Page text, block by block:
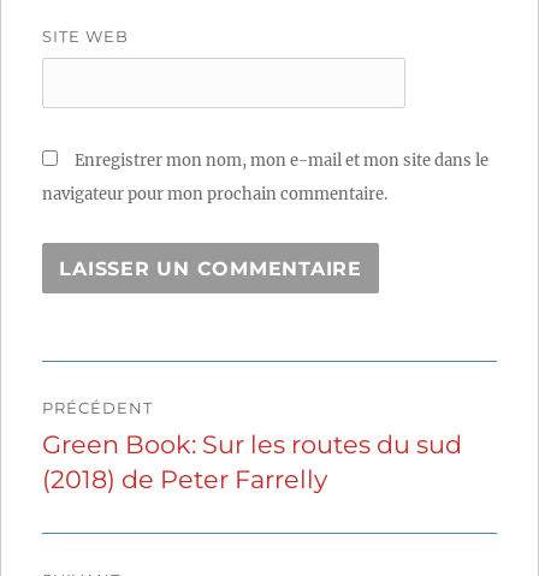
SITE WEB
Enregistrer mon nom, mon e-mail et mon site dans le
navigateur pour mon prochain commentaire.
de
l’article
PRÉCÉDENT
Publication
précédente :
Green Book: Sur les routes du sud
(2018) de Peter Farrelly